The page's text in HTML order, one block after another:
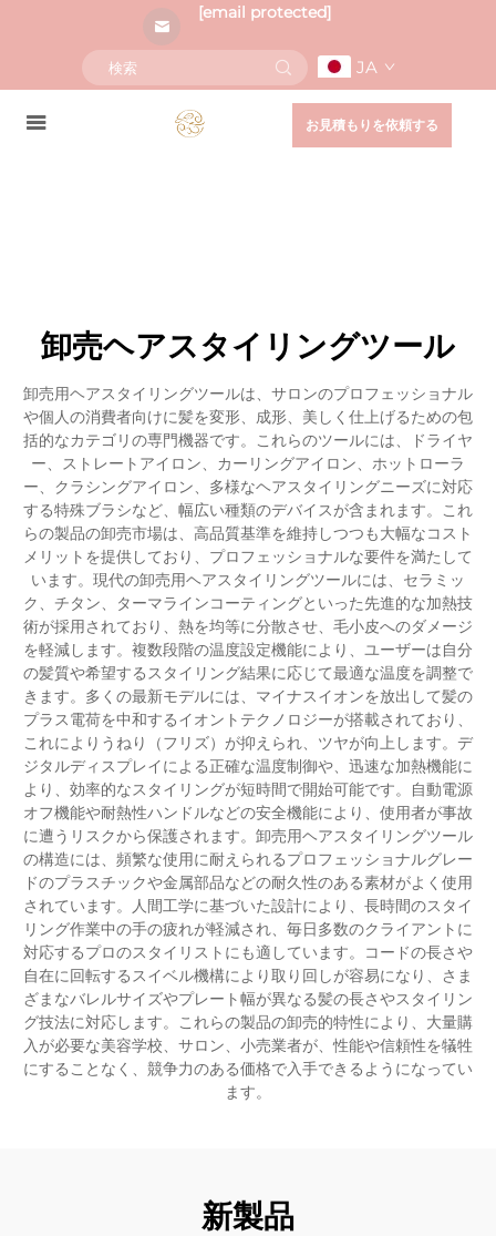
[email protected]
JA
お見積もりを依頼する
卸売ヘアスタイリングツール
卸売用ヘアスタイリングツールは、サロンのプロフェッショナル
や個人の消費者向けに髪を変形、成形、美しく仕上げるための包
括的なカテゴリの専門機器です。これらのツールには、ドライヤ
ー、ストレートアイロン、カーリングアイロン、ホットローラ
ー、クラシングアイロン、多様なヘアスタイリングニーズに対応
する特殊ブラシなど、幅広い種類のデバイスが含まれます。これ
らの製品の卸売市場は、高品質基準を維持しつつも大幅なコスト
メリットを提供しており、プロフェッショナルな要件を満たして
います。現代の卸売用ヘアスタイリングツールには、セラミッ
ク、チタン、ターマラインコーティングといった先進的な加熱技
術が採用されており、熱を均等に分散させ、毛小皮へのダメージ
を軽減します。複数段階の温度設定機能により、ユーザーは自分
の髪質や希望するスタイリング結果に応じて最適な温度を調整で
きます。多くの最新モデルには、マイナスイオンを放出して髪の
プラス電荷を中和するイオントテクノロジーが搭載されており、
これによりうねり（フリズ）が抑えられ、ツヤが向上します。デ
ジタルディスプレイによる正確な温度制御や、迅速な加熱機能に
より、効率的なスタイリングが短時間で開始可能です。自動電源
オフ機能や耐熱性ハンドルなどの安全機能により、使用者が事故
に遭うリスクから保護されます。卸売用ヘアスタイリングツール
の構造には、頻繁な使用に耐えられるプロフェッショナルグレー
ドのプラスチックや金属部品などの耐久性のある素材がよく使用
されています。人間工学に基づいた設計により、長時間のスタイ
リング作業中の手の疲れが軽減され、毎日多数のクライアントに
対応するプロのスタイリストにも適しています。コードの長さや
自在に回転するスイベル機構により取り回しが容易になり、さま
ざまなバレルサイズやプレート幅が異なる髪の長さやスタイリン
グ技法に対応します。これらの製品の卸売的特性により、大量購
入が必要な美容学校、サロン、小売業者が、性能や信頼性を犠牲
にすることなく、競争力のある価格で入手できるようになってい
ます。
新製品